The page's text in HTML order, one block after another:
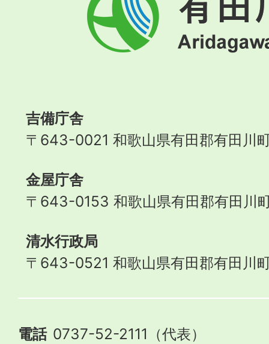
田
川
町
吉備庁舎
〒643-0021 和歌山県有田郡有田川
金屋庁舎
〒643-0153 和歌山県有田郡有田川
清水行政局
〒643-0521 和歌山県有田郡有田川
電話 0737-52-2111（代表）